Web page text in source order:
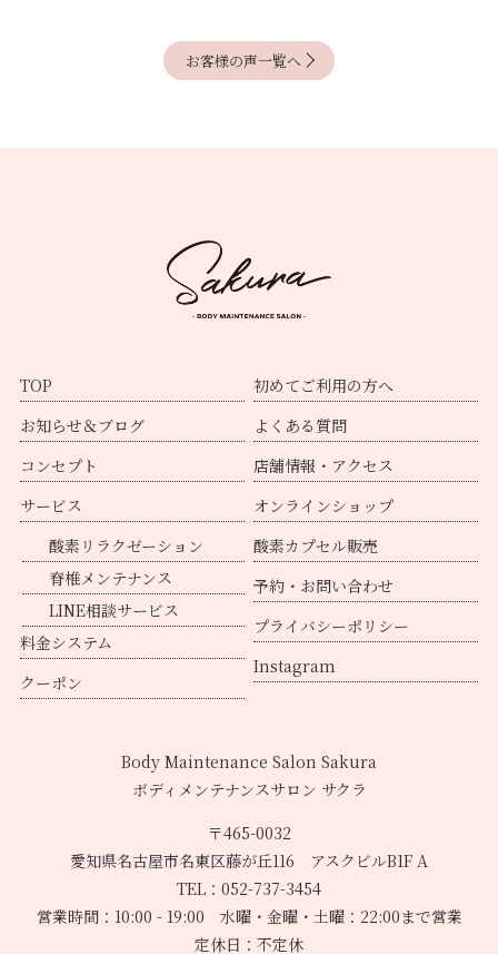
お客様の声一覧へ
TOP
お知らせ＆ブログ
コンセプト
サービス
酸素リラクゼーション
脊椎メンテナンス
LINE相談サービス
料金システム
クーポン
初めてご利用の方へ
よくある質問
店舗情報・アクセス
オンラインショップ
酸素カプセル販売
予約・お問い合わせ
プライバシーポリシー
Instagram
Body Maintenance Salon Sakura
ボディメンテナンスサロン サクラ
〒465-0032
愛知県名古屋市名東区藤が丘116 アスクビルB1F A
TEL：052-737-3454
営業時間：10:00 - 19:00 水曜・金曜・土曜：22:00まで営業
定休日：不定休